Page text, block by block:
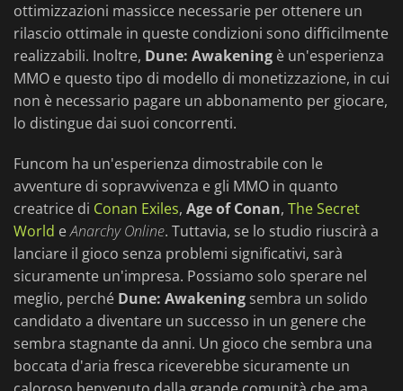
ottimizzazioni massicce necessarie per ottenere un
rilascio ottimale in queste condizioni sono difficilmente
realizzabili. Inoltre, Dune: Awakening è un'esperienza
MMO e questo tipo di modello di monetizzazione, in cui
non è necessario pagare un abbonamento per giocare,
lo distingue dai suoi concorrenti.
Funcom ha un'esperienza dimostrabile con le
avventure di sopravvivenza e gli MMO in quanto
creatrice di Conan Exiles, Age of Conan, The Secret
World eAnarchy Online. Tuttavia, se lo studio riuscirà a
lanciare il gioco senza problemi significativi, sarà
sicuramente un'impresa. Possiamo solo sperare nel
meglio, perché Dune: Awakening sembra un solido
candidato a diventare un successo in un genere che
sembra stagnante da anni. Un gioco che sembra una
boccata d'aria fresca riceverebbe sicuramente un